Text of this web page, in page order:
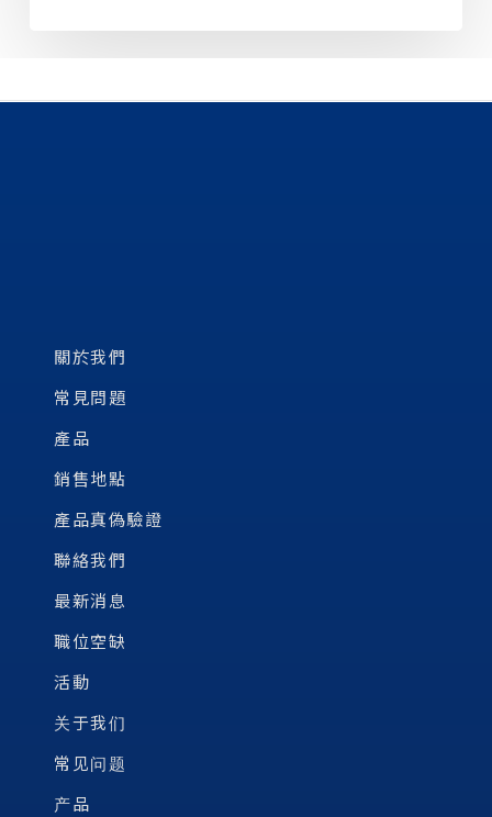
關於我們
常見問題
產品
銷售地點
產品真偽驗證
聯絡我們
最新消息
職位空缺
活動
关于我们
常见问题
产品